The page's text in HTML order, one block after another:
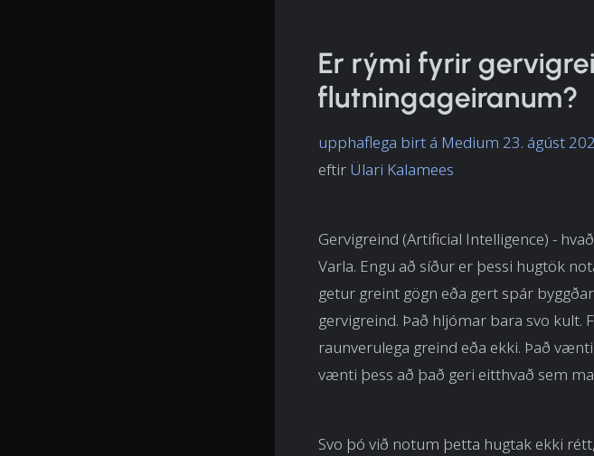
Er rými fyrir
flutningageiranum?
upphaflega birt á Medium 23. ágúst
eftir Ülari Kalamees
Gervigreind (Artificial Intelligence) -
Varla. Engu að síður er þessi hugtök
getur greint gögn eða gert spár
gervigreind. Það hljómar bara svo kult.
raunverulega greind eða ekki. Það
vænti þess að það geri eitthvað sem
Svo þó við notum þetta hugtak ekki